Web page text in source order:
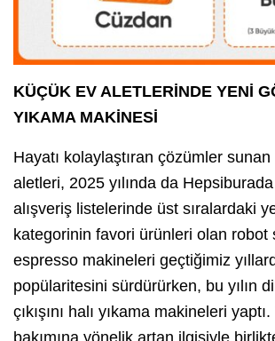
KÜÇÜK EV ALETLERİNDE YENİ
YIKAMA MAKİNESİ
Hayatı kolaylaştıran çözümler
aletleri, 2025 yılında da Hepsiburada
alışveriş listelerinde üst sıralardaki
kategorinin favori ürünleri olan robot
espresso makineleri geçtiğimiz
popülaritesini sürdürürken, bu yılın
çıkışını halı yıkama makineleri